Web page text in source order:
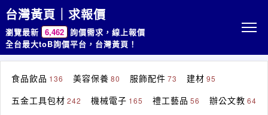
台灣黃頁｜求報價
瀏覽最新 6,462 詢價需求，線上報價
全台最大toB詢價平台，台灣黃頁！
食品飲品 136 美容保養 80 服飾配件 73 建材 95
五金工具包材 242 機械電子 165 禮工藝品 56 辦公文教 64